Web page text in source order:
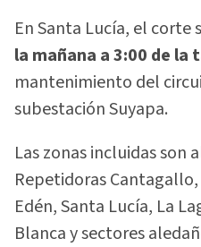
En Santa Lucía, el corte
la mañana a 3:00 de la
mantenimiento del
subestación Suyapa.
Las zonas incluidas son
Repetidoras
Edén, Santa Lucía, La
Blanca y sectores